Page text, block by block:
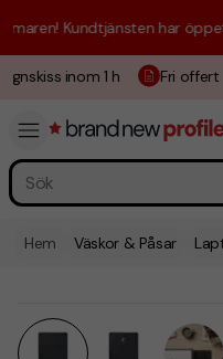
Kundtjänsten har öppet
inom 1 h Fri offert
Hem Väskor & Påsar